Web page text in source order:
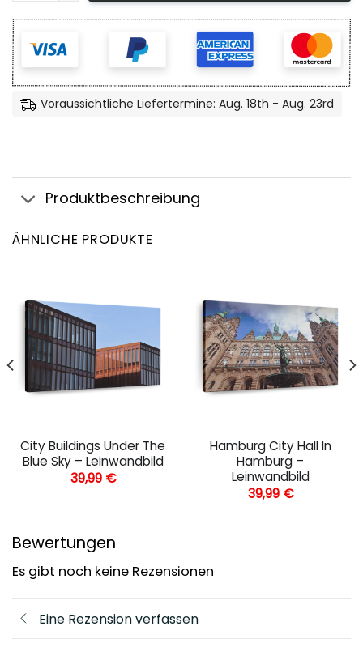
Voraussichtliche Liefertermine: Aug. 18th - Aug. 23rd
Produktbeschreibung
ÄHNLICHE PRODUKTE
City Buildings Under The
Blue Sky – Leinwandbild
39,99 €
Hamburg City Hall In
Hamburg –
Leinwandbild
39,99 €
Bewertungen
Es gibt noch keine Rezensionen
Eine Rezension verfassen